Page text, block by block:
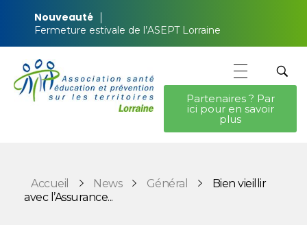
Nouveauté
Fermeture estivale de l’ASEPT Lorraine
Partenaires ? Par
ici pour en savoir
plus
Accueil News Général
Bien vieillir
avec l’Assurance...